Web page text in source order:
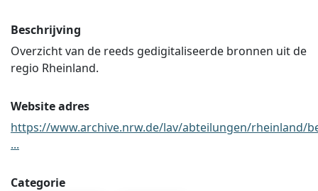
Beschrijving
Overzicht van de reeds gedigitaliseerde bronnen uit de
regio Rheinland.
Website adres
https://www.archive.nrw.de/lav/abteilungen/rheinland/
...
Categorie